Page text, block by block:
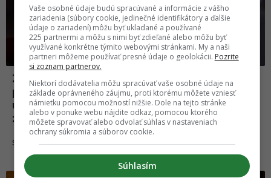
Zodrali ťa poplatky za streamovacie
platformy už z kože? Na Slovensku máme
unikát, ktorý ti dovolí sledovať kopu filmov
zadarmo
STREAM PLATFORMY 24.07.2026
Vaše osobné údaje budú spracúvané a informácie z vášho
zariadenia (súbory cookie, jedinečné identifikátory a ďalšie
údaje o zariadení) môžu byť ukladané a používané
225 partnermi a môžu s nimi byť zdieľané alebo môžu byť
využívané konkrétne týmito webovými stránkami. My a naši
partneri môžeme používať presné údaje o geolokácii. Pozrite
si zoznam partnerov.
Niektorí dodávatelia môžu spracúvať vaše osobné údaje na
základe oprávneného záujmu, proti ktorému môžete vzniesť
námietku pomocou možností nižšie. Dole na tejto stránke
alebo v ponuke webu nájdite odkaz, pomocou ktorého
môžete spravovať alebo odvolať súhlas v nastaveniach
ochrany súkromia a súborov cookie.
Súhlasím